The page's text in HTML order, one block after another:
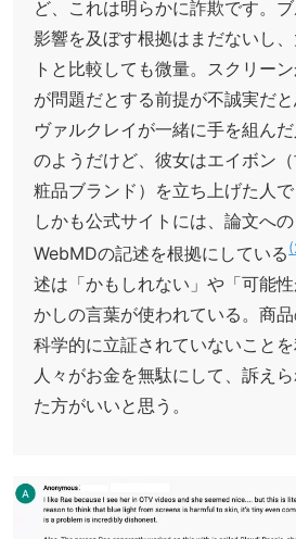
ど、これは明らかに詐欺です。
影響を及ぼす根拠はまだないし
トと比較しても微量。スクリー
が問題だとする前提が不誠実だと
ヴァルクレイが一緒に手を組ん
のようだけど、彼女はエイボン
粧品ブランド）を立ち上げた人で
しかも公式サイトには、論文へ
WebMDの記述を根拠にしている
述は「かもしれない」や「可能
かしの言葉が使われている。商
科学的に立証されていないことを
人々がお金を無駄にして、訴え
た方がいいと思う。